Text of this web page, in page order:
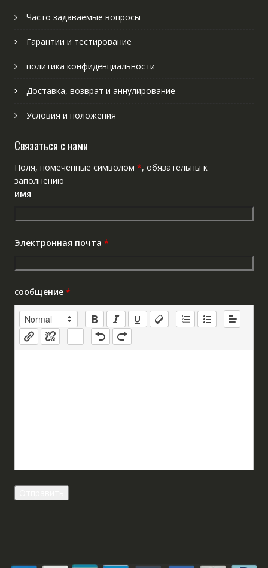
Часто задаваемые вопросы
Гарантии и тестирование
политика конфиденциальности
Доставка, возврат и аннулирование
Условия и положения
Связаться с нами
Поля, помеченные символом *, обязательны к
заполнению
имя
Электронная почта *
сообщение *